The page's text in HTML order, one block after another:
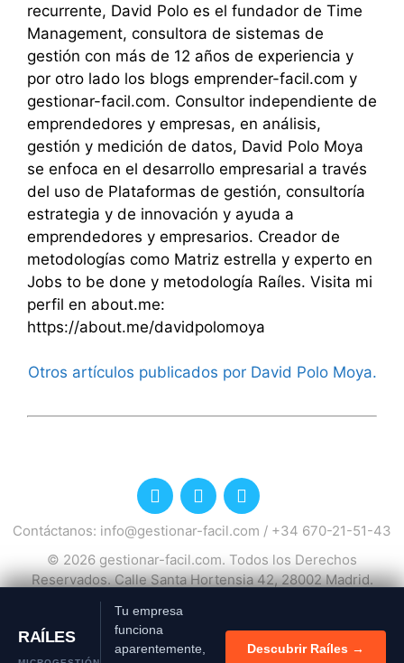
recurrente, David Polo es el fundador de Time
Management, consultora de sistemas de
gestión con más de 12 años de experiencia y
por otro lado los blogs emprender-facil.com y
gestionar-facil.com. Consultor independiente de
emprendedores y empresas, en análisis,
gestión y medición de datos, David Polo Moya
se enfoca en el desarrollo empresarial a través
del uso de Plataformas de gestión, consultoría
estrategia y de innovación y ayuda a
emprendedores y empresarios. Creador de
metodologías como Matriz estrella y experto en
Jobs to be done y metodología Raíles. Visita mi
perfil en about.me:
https://about.me/davidpolomoya
Otros artículos publicados por David Polo Moya.
Contáctanos: info@gestionar-facil.com / +34 670-21-51-43
© 2026 gestionar-facil.com. Todos los Derechos
Reservados. Calle Santa Hortensia 42, 28002 Madrid.
Política de privacidad
RAÍLES
Tu empresa
funciona
aparentemente,
Descubrir Raíles →
Si continúas utilizando este
sitio aceptas el uso de
cookies.más información